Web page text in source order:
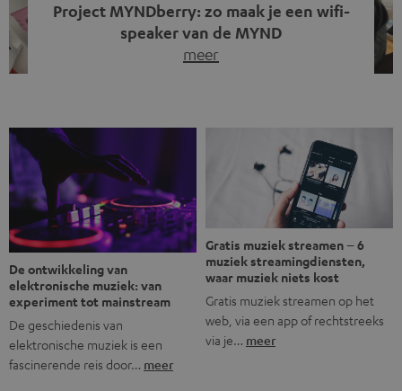
Project MYNDberry: zo maak je een wifi-
speaker van de MYND
meer
verder ontwikkelt. In vele uren na werktijd heeft het
team samen gewerkt om de MYND uit te breiden met de
mogelijkheid om via wifi te streamen. […]
De ontwikkeling van
elektronische muziek: van
experiment tot mainstream
De geschiedenis van
elektronische muziek is een
fascinerende reis door… meer
Gratis muziek streamen – 6
muziek streamingdiensten,
waar muziek niets kost
Gratis muziek streamen op het
web, via een app of rechtstreeks
via je… meer